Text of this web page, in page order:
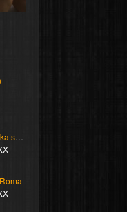
Prdelatá milfka si ose...